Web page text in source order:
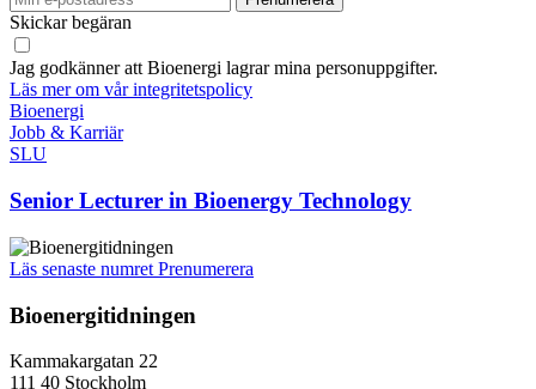
Skickar begäran
Jag godkänner att Bioenergi lagrar mina personuppgifter.
Läs mer om vår integritetspolicy
Bioenergi
Jobb & Karriär
SLU
Senior Lecturer in Bioenergy Technology
Läs senaste numret Prenumerera
Bioenergitidningen
Kammakargatan 22
111 40 Stockholm